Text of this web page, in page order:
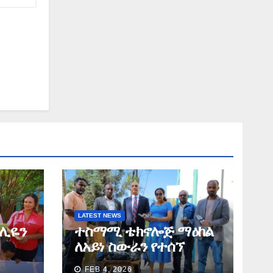
LATEST NEWS
ተስማሚ ቴክኖሎጅ ማዕከል
ለአይነ ስውራን የተሰኘ
ድርጅት ለአማራ ክልል
FEB 4, 2026